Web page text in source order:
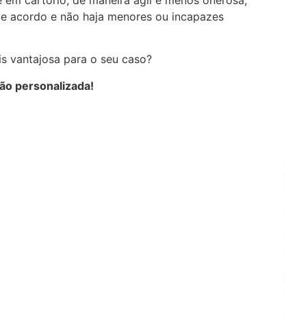
acordo e não haja menores ou incapazes
vantajosa para o seu caso?
personalizada!